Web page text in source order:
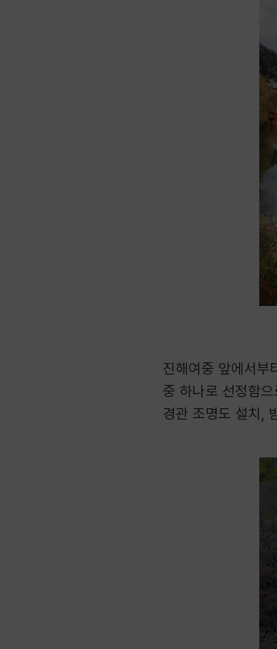
진해여중 앞에서
중 하나로 선정함
경관 조명도 설치,